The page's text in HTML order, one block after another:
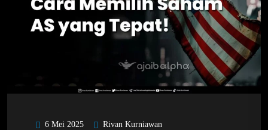
6 Mei 2025 Rivan Kurniawan